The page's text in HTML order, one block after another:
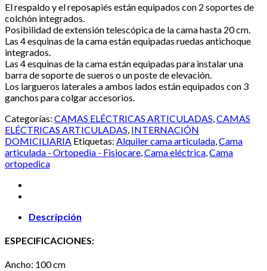
El respaldo y el reposapiés están equipados con 2 soportes de
colchón integrados.
Posibilidad de extensión telescópica de la cama hasta 20 cm.
Las 4 esquinas de la cama están equipadas ruedas antichoque
integrados.
Las 4 esquinas de la cama están equipadas para instalar una
barra de soporte de sueros o un poste de elevación.
Los largueros laterales a ambos lados están equipados con 3
ganchos para colgar accesorios.
Categorías: CAMAS ELÉCTRICAS ARTICULADAS,CAMAS
ELÉCTRICAS ARTICULADAS, INTERNACIÓN
DOMICILIARIA Etiquetas: Alquiler cama articulada,Cama
articulada - Ortopedia - Fisiocare,Cama eléctrica,Cama
ortopedica
Descripción
ESPECIFICACIONES:
Ancho: 100 cm